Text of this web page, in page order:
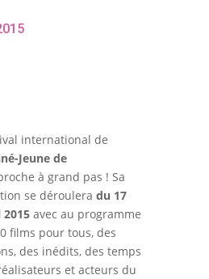
international de
Jeune de
à grand pas ! Sa
se déroulera du 17
avec au programme
films pour tous, des
des inédits, des temps
et acteurs du